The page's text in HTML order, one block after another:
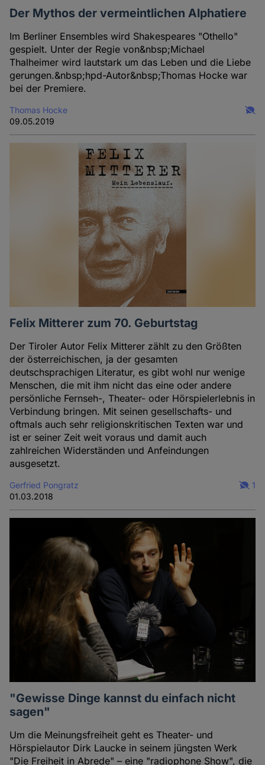
Der Mythos der vermeintlichen Alphatiere
Im Berliner Ensembles wird Shakespeares "Othello"
gespielt. Unter der Regie von&nbsp;Michael
Thalheimer wird lautstark um das Leben und die Liebe
gerungen.&nbsp;hpd-Autor&nbsp;Thomas Hocke war
bei der Premiere.
Thomas Hocke
09.05.2019
Felix Mitterer zum 70. Geburtstag
Der Tiroler Autor Felix Mitterer zählt zu den Größten
der österreichischen, ja der gesamten
deutschsprachigen Literatur, es gibt wohl nur wenige
Menschen, die mit ihm nicht das eine oder andere
persönliche Fernseh-, Theater- oder Hörspielerlebnis in
Verbindung bringen. Mit seinen gesellschafts- und
oftmals auch sehr religionskritischen Texten war und
ist er seiner Zeit weit voraus und damit auch
zahlreichen Widerständen und Anfeindungen
ausgesetzt.
Gerfried Pongratz
01.03.2018
1
"Gewisse Dinge kannst du einfach nicht
sagen"
Um die Meinungsfreiheit geht es Theater- und
Hörspielautor Dirk Laucke in seinem jüngsten Werk
"Die Freiheit in Abrede" – eine "radiophone Show", die